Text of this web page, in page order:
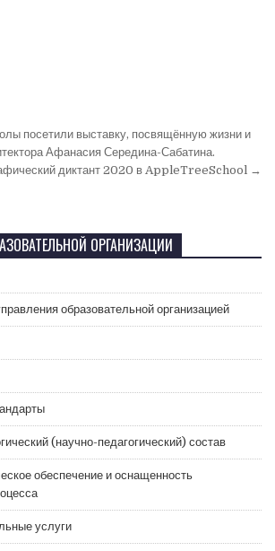
посетили выставку, посвящённую жизни и
Афанасия Середина-Сабатина.
диктант 2020 в AppleTreeSchool →
ОРГАНИЗАЦИИ
образовательной организацией
(научно-педагогический) состав
обеспечение и оснащенность
услуги